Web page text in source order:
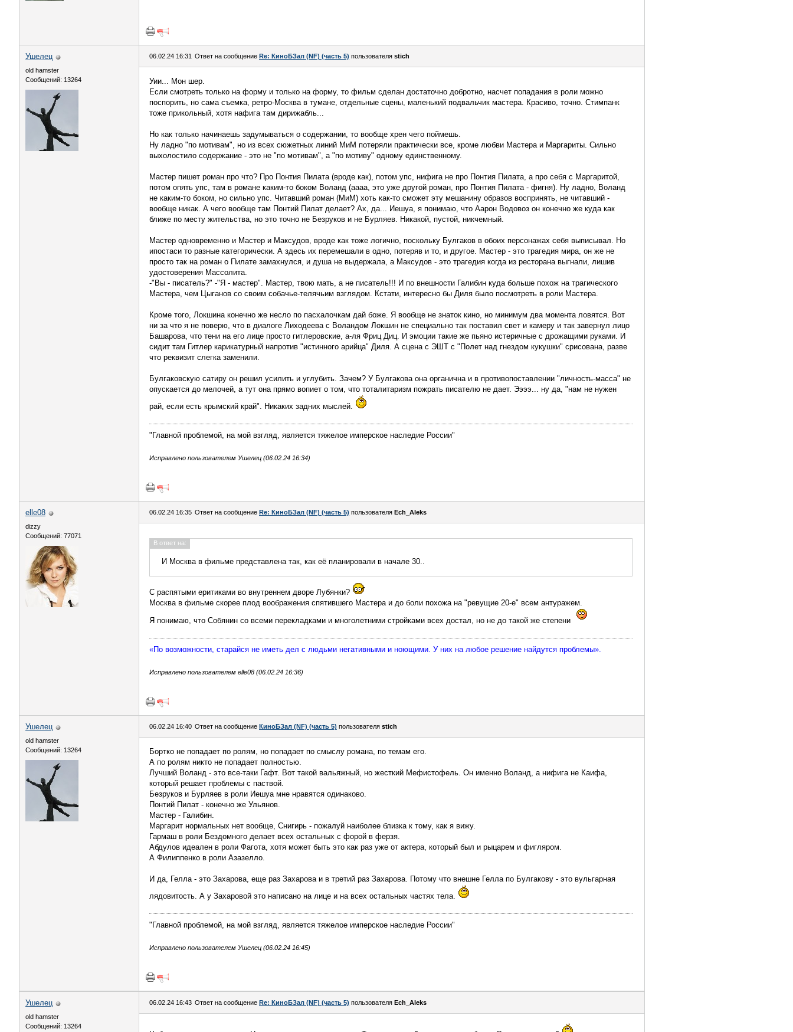
Ушелец
old hamster
Сообщений: 13264
06.02.24 16:31 Ответ на сообщение Re: КиноБЗал (NF) (часть 5) пользователя stich
Уии... Мон шер.
Если смотреть только на форму и только на форму, то фильм сделан достаточно добротно, насчет попадания в роли можно
поспорить, но сама съемка, ретро-Москва в тумане, отдельные сцены, маленький подвальчик мастера. Красиво, точно. Стимпанк
тоже прикольный, хотя нафига там дирижабль...
Но как только начинаешь задумываться о содержании, то вообще хрен чего поймешь.
Ну ладно "по мотивам", но из всех сюжетных линий МиМ потеряли практически все, кроме любви Мастера и Маргариты. Сильно
выхолостило содержание - это не "по мотивам", а "по мотиву" одному единственному.
Мастер пишет роман про что? Про Понтия Пилата (вроде как), потом упс, нифига не про Понтия Пилата, а про себя с Маргаритой,
потом опять упс, там в романе каким-то боком Воланд (аааа, это уже другой роман, про Понтия Пилата - фигня). Ну ладно, Воланд
не каким-то боком, но сильно упс. Читавший роман (МиМ) хоть как-то сможет эту мешанину образов воспринять, не читавший -
вообще никак. А чего вообще там Понтий Пилат делает? Ах, да... Иешуа, я понимаю, что Аарон Водовоз он конечно же куда как
ближе по месту жительства, но это точно не Безруков и не Бурляев. Никакой, пустой, никчемный.
Мастер одновременно и Мастер и Максудов, вроде как тоже логично, поскольку Булгаков в обоих персонажах себя выписывал. Но
ипостаси то разные категорически. А здесь их перемешали в одно, потеряв и то, и другое. Мастер - это трагедия мира, он же не
просто так на роман о Пилате замахнулся, и душа не выдержала, а Максудов - это трагедия когда из ресторана выгнали, лишив
удостоверения Массолита.
-"Вы - писатель?" -"Я - мастер". Мастер, твою мать, а не писатель!!! И по внешности Галибин куда больше похож на трагического
Мастера, чем Цыганов со своим собачье-телячьим взглядом. Кстати, интересно бы Диля было посмотреть в роли Мастера.
Кроме того, Локшина конечно же несло по пасхалочкам дай боже. Я вообще не знаток кино, но минимум два момента ловятся. Вот
ни за что я не поверю, что в диалоге Лиходеева с Воландом Локшин не специально так поставил свет и камеру и так завернул лицо
Башарова, что тени на его лице просто гитлеровские, а-ля Фриц Диц. И эмоции такие же пьяно истеричные с дрожащими руками. И
сидит там Гитлер карикатурный напротив "истинного арийца" Диля. А сцена с ЭШТ с "Полет над гнездом кукушки" срисована, разве
что реквизит слегка заменили.
Булгаковскую сатиру он решил усилить и углубить. Зачем? У Булгакова она органична и в противопоставлении "личность-масса" не
опускается до мелочей, а тут она прямо вопиет о том, что тоталитаризм пожрать писателю не дает. Ээээ... ну да, "нам не нужен
рай, если есть крымский край". Никаких задних мыслей.
"Главной проблемой, на мой взгляд, является тяжелое имперское наследие России"
Исправлено пользователем Ушелец (06.02.24 16:34)
elle08
dizzy
Сообщений: 77071
06.02.24 16:35 Ответ на сообщение Re: КиноБЗал (NF) (часть 5) пользователя Ech_Aleks
В ответ на:
И Москва в фильме представлена так, как её планировали в начале 30..
С распятыми еритиками во внутреннем дворе Лубянки?
Москва в фильме скорее плод воображения спятившего Мастера и до боли похожа на "ревущие 20-е" всем антуражем.
Я понимаю, что Собянин со всеми перекладками и многолетними стройками всех достал, но не до такой же степени
«По возможности, старайся не иметь дел с людьми негативными и ноющими. У них на любое решение найдутся проблемы».
Исправлено пользователем elle08 (06.02.24 16:36)
Ушелец
old hamster
Сообщений: 13264
06.02.24 16:40 Ответ на сообщение КиноБЗал (NF) (часть 5) пользователя stich
Бортко не попадает по ролям, но попадает по смыслу романа, по темам его.
А по ролям никто не попадает полностью.
Лучший Воланд - это все-таки Гафт. Вот такой вальяжный, но жесткий Мефистофель. Он именно Воланд, а нифига не Каифа,
который решает проблемы с паствой.
Безруков и Бурляев в роли Иешуа мне нравятся одинаково.
Понтий Пилат - конечно же Ульянов.
Мастер - Галибин.
Маргарит нормальных нет вообще, Снигирь - пожалуй наиболее близка к тому, как я вижу.
Гармаш в роли Бездомного делает всех остальных с форой в ферзя.
Абдулов идеален в роли Фагота, хотя может быть это как раз уже от актера, который был и рыцарем и фигляром.
А Филиппенко в роли Азазелло.
И да, Гелла - это Захарова, еще раз Захарова и в третий раз Захарова. Потому что внешне Гелла по Булгакову - это вульгарная
лядовитость. А у Захаровой это написано на лице и на всех остальных частях тела.
"Главной проблемой, на мой взгляд, является тяжелое имперское наследие России"
Исправлено пользователем Ушелец (06.02.24 16:45)
Ушелец
old hamster
Сообщений: 13264
06.02.24 16:43 Ответ на сообщение Re: КиноБЗал (NF) (часть 5) пользователя Ech_Aleks